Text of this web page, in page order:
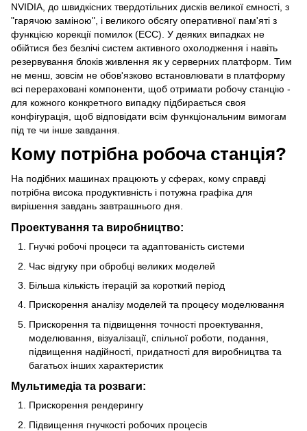
NVIDIA, до швидкісних твердотільних дисків великої ємності, з
"гарячою заміною", і великого обсягу оперативної пам'яті з
функцією корекції помилок (ECC). У деяких випадках не
обійтися без безлічі систем активного охолодження і навіть
резервування блоків живлення як у серверних платформ. Тим
не менш, зовсім не обов'язково встановлювати в платформу
всі перераховані компоненти, щоб отримати робочу станцію -
для кожного конкретного випадку підбирається своя
конфігурація, щоб відповідати всім функціональним вимогам
під те чи інше завдання.
Кому потрібна робоча станція?
На подібних машинах працюють у сферах, кому справді
потрібна висока продуктивність і потужна графіка для
вирішення завдань завтрашнього дня.
Проектування та виробництво:
Гнучкі робочі процеси та адаптованість системи
Час відгуку при обробці великих моделей
Більша кількість ітерацій за короткий період
Прискорення аналізу моделей та процесу моделювання
Прискорення та підвищення точності проектування,
моделювання, візуалізації, спільної роботи, подання,
підвищення надійності, придатності для виробництва та
багатьох інших характеристик
Мультимедіа та розваги:
Прискорення рендерингу
Підвищення гнучкості робочих процесів